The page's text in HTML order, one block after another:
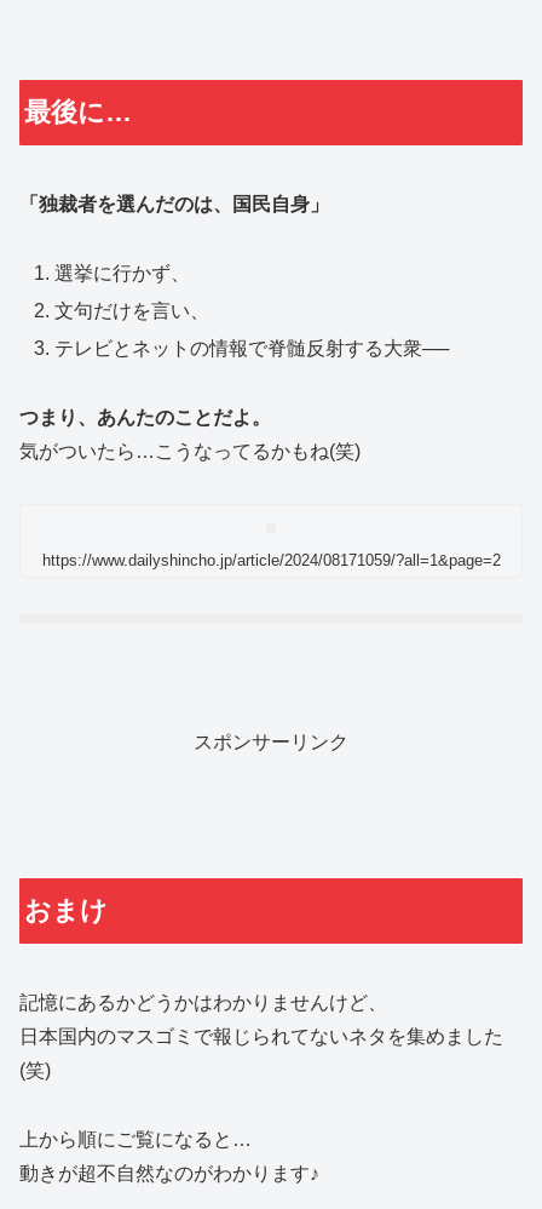
最後に…
「独裁者を選んだのは、国民自身」
選挙に行かず、
文句だけを言い、
テレビとネットの情報で脊髄反射する大衆──
つまり、あんたのことだよ。
気がついたら…こうなってるかもね(笑)
https://www.dailyshincho.jp/article/2024/08171059/?all=1&page=2
スポンサーリンク
おまけ
記憶にあるかどうかはわかりませんけど、
日本国内のマスゴミで報じられてないネタを集めました
(笑)
上から順にご覧になると…
動きが超不自然なのがわかります♪